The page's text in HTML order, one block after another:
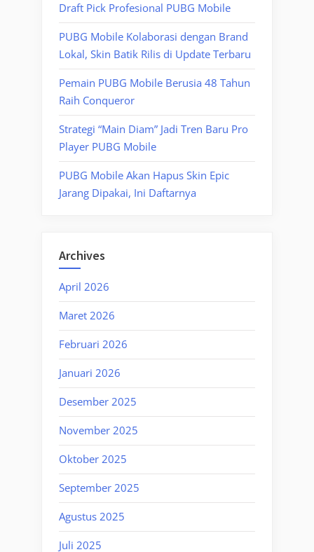
Draft Pick Profesional PUBG Mobile
PUBG Mobile Kolaborasi dengan Brand
Lokal, Skin Batik Rilis di Update Terbaru
Pemain PUBG Mobile Berusia 48 Tahun
Raih Conqueror
Strategi “Main Diam” Jadi Tren Baru Pro
Player PUBG Mobile
PUBG Mobile Akan Hapus Skin Epic
Jarang Dipakai, Ini Daftarnya
Archives
April 2026
Maret 2026
Februari 2026
Januari 2026
Desember 2025
November 2025
Oktober 2025
September 2025
Agustus 2025
Juli 2025